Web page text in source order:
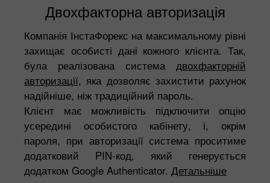
Двохфакторна авторизація
Компанія ІнстаФорекс на максимальному рівні
захищає особисті дані кожного клієнта. Так,
була реалізована система двохфакторній
авторизації, яка дозволяє захистити рахунок
надійніше, ніж традиційний пароль.
Клієнт має можливість підключити опцію
усередині особистого кабінету, і, окрім
пароля, при авторизації система проситиме
додатковий PIN-код, який генерується
додатком Google Authenticator. Детальніше